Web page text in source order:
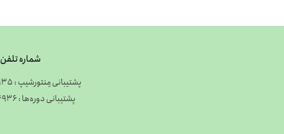
شماره تلفن
پشتیبانی مِنتورشیپ : 09027304935
پشتیبانی دوره‌ها : 09027304936